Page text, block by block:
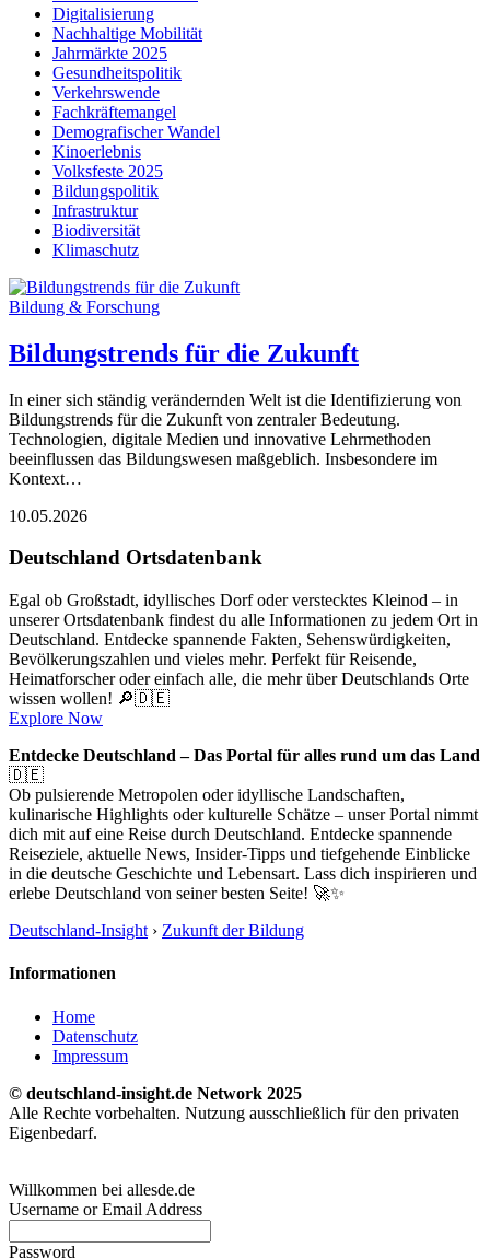
Digitalisierung
Nachhaltige Mobilität
Jahrmärkte 2025
Gesundheitspolitik
Verkehrswende
Fachkräftemangel
Demografischer Wandel
Kinoerlebnis
Volksfeste 2025
Bildungspolitik
Infrastruktur
Biodiversität
Klimaschutz
Bildung & Forschung
Bildungstrends für die Zukunft
In einer sich ständig verändernden Welt ist die Identifizierung von
Bildungstrends für die Zukunft von zentraler Bedeutung.
Technologien, digitale Medien und innovative Lehrmethoden
beeinflussen das Bildungswesen maßgeblich. Insbesondere im
Kontext…
10.05.2026
Deutschland Ortsdatenbank
Egal ob Großstadt, idyllisches Dorf oder verstecktes Kleinod – in
unserer Ortsdatenbank findest du alle Informationen zu jedem Ort in
Deutschland. Entdecke spannende Fakten, Sehenswürdigkeiten,
Bevölkerungszahlen und vieles mehr. Perfekt für Reisende,
Heimatforscher oder einfach alle, die mehr über Deutschlands Orte
wissen wollen! 🔎🇩🇪
Explore Now
Entdecke Deutschland – Das Portal für alles rund um das Land
🇩🇪
Ob pulsierende Metropolen oder idyllische Landschaften,
kulinarische Highlights oder kulturelle Schätze – unser Portal nimmt
dich mit auf eine Reise durch Deutschland. Entdecke spannende
Reiseziele, aktuelle News, Insider-Tipps und tiefgehende Einblicke
in die deutsche Geschichte und Lebensart. Lass dich inspirieren und
erlebe Deutschland von seiner besten Seite! 🚀✨
Deutschland-Insight › Zukunft der Bildung
Informationen
Home
Datenschutz
Impressum
© deutschland-insight.de Network 2025
Alle Rechte vorbehalten. Nutzung ausschließlich für den privaten
Eigenbedarf.
Willkommen bei allesde.de
Username or Email Address
Password